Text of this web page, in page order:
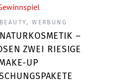
,WERBUNG
–
ZWEI RIESIGE
UP